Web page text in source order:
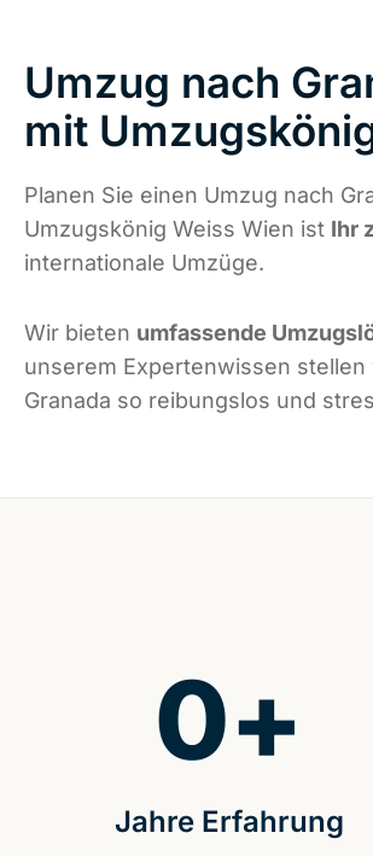
Umzug nach
mit
Planen Sie einen Umzug nach
Umzugskönig Weiss Wien ist Ihr
internationale Umzüge.
Wir bieten umfassende
unserem Expertenwissen
Granada so reibungslos und
Jahre Erfahrung
0+